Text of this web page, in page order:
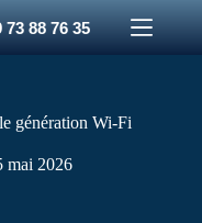
73 88 76 35
génération Wi-Fi
mai 2026